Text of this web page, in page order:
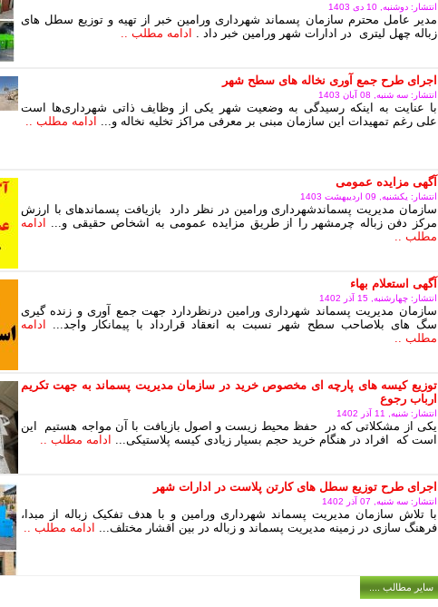
انتشار: دوشنبه, 10 دی 1403
مدیر عامل محترم سازمان پسماند شهرداری ورامین خبر از تهیه و توزیع سطل های
زباله چهل لیتری در ادارات شهر ورامین خبر داد . ادامه مطلب ..
اجرای طرح جمع آوری نخاله های سطح شهر
انتشار: سه شنبه, 08 آبان 1403
با عنایت به اینکه رسیدگی به وضعیت شهر یکی از وظایف ذاتی شهرداری‌ها است
علی رغم تمهیدات این سازمان مبنی بر معرفی مراکز تخلیه نخاله و... ادامه مطلب ..
آگهی مزایده عمومی
انتشار: یکشنبه, 09 ارديبهشت 1403
سازمان مدیریت پسماندشهرداری ورامین در نظر دارد بازیافت پسماندهای با ارزش
مرکز دفن زباله چرمشهر را از طریق مزایده عمومی به اشخاص حقیقی و... ادامه
مطلب ..
آگهی استعلام بهاء
انتشار: چهارشنبه, 15 آذر 1402
سازمان مدیریت پسماند شهرداری ورامین درنظردارد جهت جمع آوری و زنده گیری
سگ های بلاصاحب سطح شهر نسبت به انعقاد قرارداد با پیمانکار واجد... ادامه
مطلب ..
توزیع کیسه های پارچه ای مخصوص خرید در سازمان مدیریت پسماند به جهت تکریم
ارباب رجوع
انتشار: شنبه, 11 آذر 1402
یکی از مشکلاتی که در حفظ محیط زیست و اصول بازیافت با آن مواجه هستیم این
است که افراد در هنگام خرید حجم بسیار زیادی کیسه پلاستیکی... ادامه مطلب ..
اجرای طرح توزیع سطل های کارتن پلاست در ادارات شهر
انتشار: سه شنبه, 07 آذر 1402
با تلاش سازمان مدیریت پسماند شهرداری ورامین و با هدف تفکیک زباله از مبدا،
فرهنگ سازی در زمینه مدیریت پسماند و زباله در بین اقشار مختلف... ادامه مطلب ..
سایر مطالب ....